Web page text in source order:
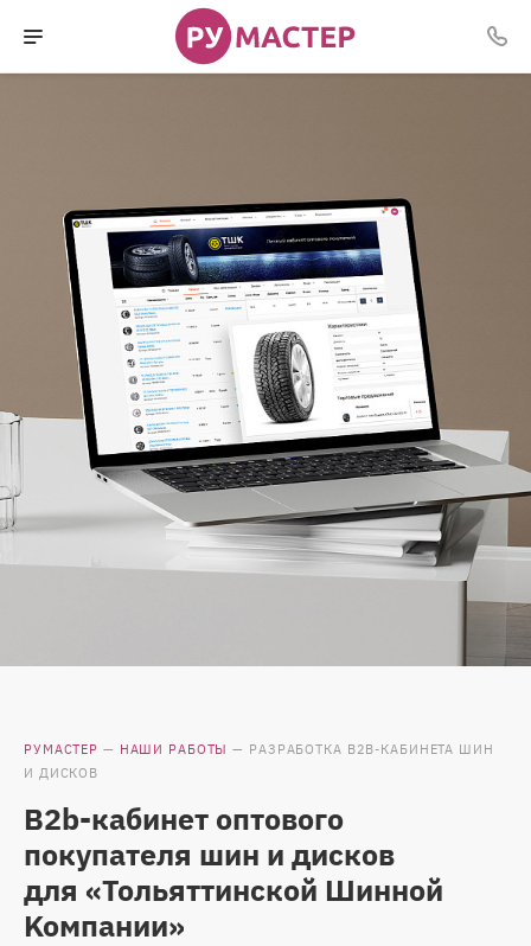
РУМАСТЕР — НАШИ РАБОТЫ — РАЗРАБОТКА B2B-КАБИНЕТА ШИН
И ДИСКОВ
B2b-кабинет оптового
покупателя шин и дисков
для «Toльяттинcкoй Шиннoй
Koмпaнии»